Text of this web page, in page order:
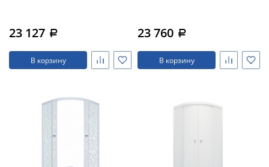
23 127 a
В корзину
23 760 a
В корзину